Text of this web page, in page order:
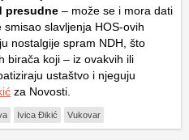
presudne – može se i mora dati
slavljenja HOS-ovih
nostalgije spram NDH, što
birača koji – iz ovakvih ili
ustaštvo i njeguju
za Novosti.
Ivica Đikić Vukovar